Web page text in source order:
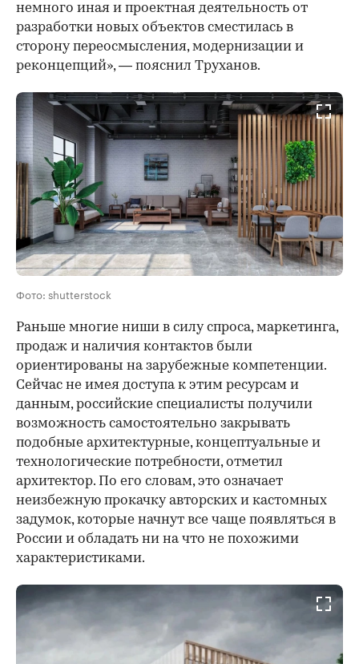
немного иная и проектная деятельность от
разработки новых объектов сместилась в
сторону переосмысления, модернизации и
реконцепций», — пояснил Труханов.
Фото: shutterstock
Раньше многие ниши в силу спроса, маркетинга,
продаж и наличия контактов были
ориентированы на зарубежные компетенции.
Сейчас не имея доступа к этим ресурсам и
данным, российские специалисты получили
возможность самостоятельно закрывать
подобные архитектурные, концептуальные и
технологические потребности, отметил
архитектор. По его словам, это означает
неизбежную прокачку авторских и кастомных
задумок, которые начнут все чаще появляться в
России и обладать ни на что не похожими
характеристиками.